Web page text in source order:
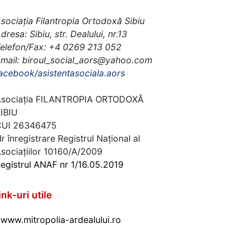
Filantropia Ortodoxă Sibiu
Sibiu, str. Dealului, nr.13
Fax: +4 0269 213 052
biroul_social_aors@yahoo.com
asistentasociala.aors
FILANTROPIA ORTODOXĂ
26346475
înregistrare Registrul Național al
10160/A/2009
ANAF nr 1/16.05.2019
uri utile
www.mitropolia-ardealului.ro